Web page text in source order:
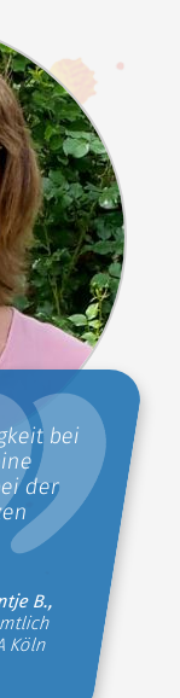
bei
der
B.,
Köln